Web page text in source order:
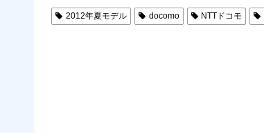
2012年夏モデル docomo NTTドコモ